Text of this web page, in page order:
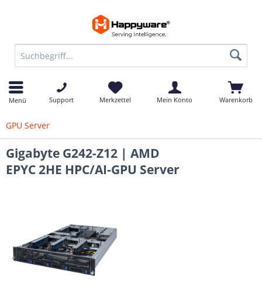
Menü Support Merkzettel Mein Konto Warenkorb
GPU Server
Gigabyte G242-Z12 | AMD
EPYC 2HE HPC/AI-GPU Server